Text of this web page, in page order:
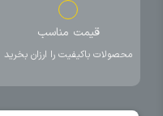
قیمت مناسب
محصولات باکیفیت را ارزان بخرید